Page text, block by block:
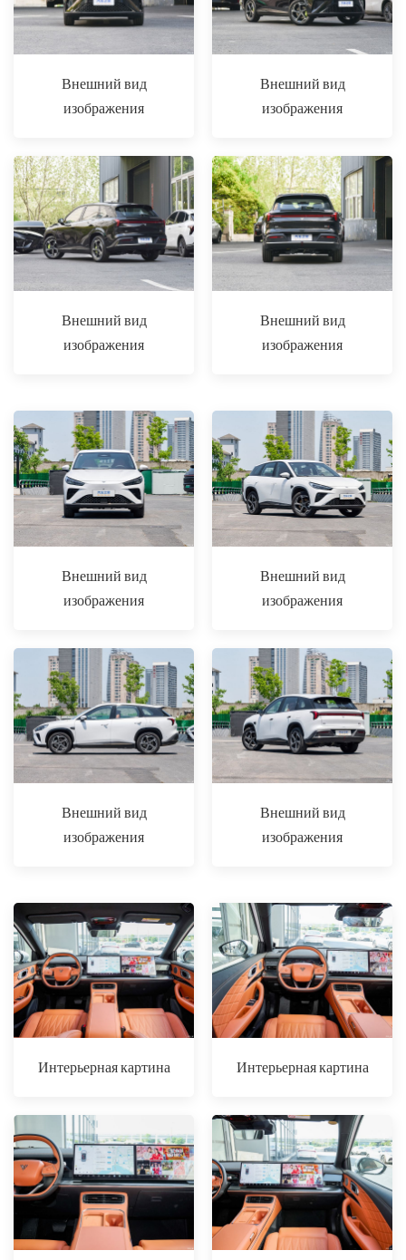
Внешний вид
изображения
Внешний вид
изображения
Внешний вид
изображения
Внешний вид
изображения
Внешний вид
изображения
Внешний вид
изображения
Внешний вид
изображения
Внешний вид
изображения
Интерьерная картина Интерьерная картина